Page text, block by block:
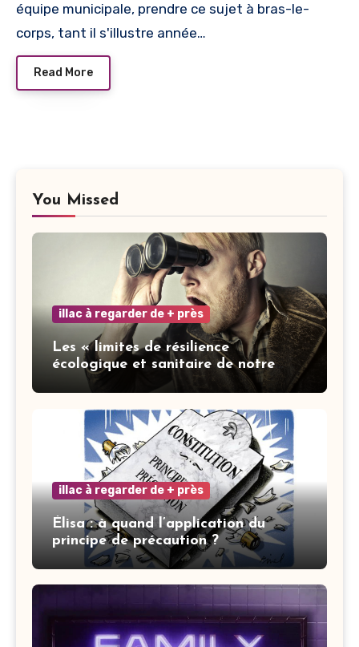
équipe municipale, prendre ce sujet à bras-le-
corps, tant il s'illustre année…
Read More
You Missed
illac à regarder de + près
Les « limites de résilience
écologique et sanitaire de notre
ville » : les mots ne font pas la vertu
illac à regarder de + près
Élisa : à quand l’application du
principe de précaution ?